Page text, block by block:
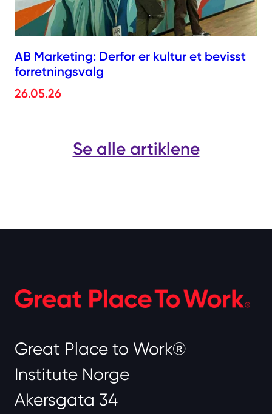
AB Marketing: Derfor er kultur et bevisst
forretningsvalg
26.05.26
Se alle artiklene
Great Place to Work®
Institute Norge
Akersgata 34